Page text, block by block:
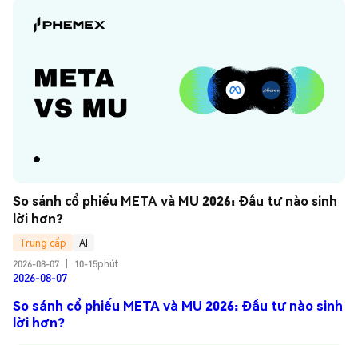
So sánh cổ phiếu META và MU 2026: Đầu tư nào sinh
lời hơn?
Trung cấp
AI
2026-08-07
10-15phút
2026-08-07
So sánh cổ phiếu META và MU 2026: Đầu tư nào sinh
lời hơn?